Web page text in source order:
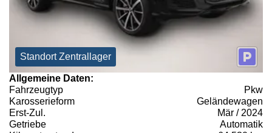
Standort Zentrallager
Allgemeine Daten:
Fahrzeugtyp
Pkw
Karosserieform
Geländewagen
Erst-Zul.
Mär / 2024
Getriebe
Automatik